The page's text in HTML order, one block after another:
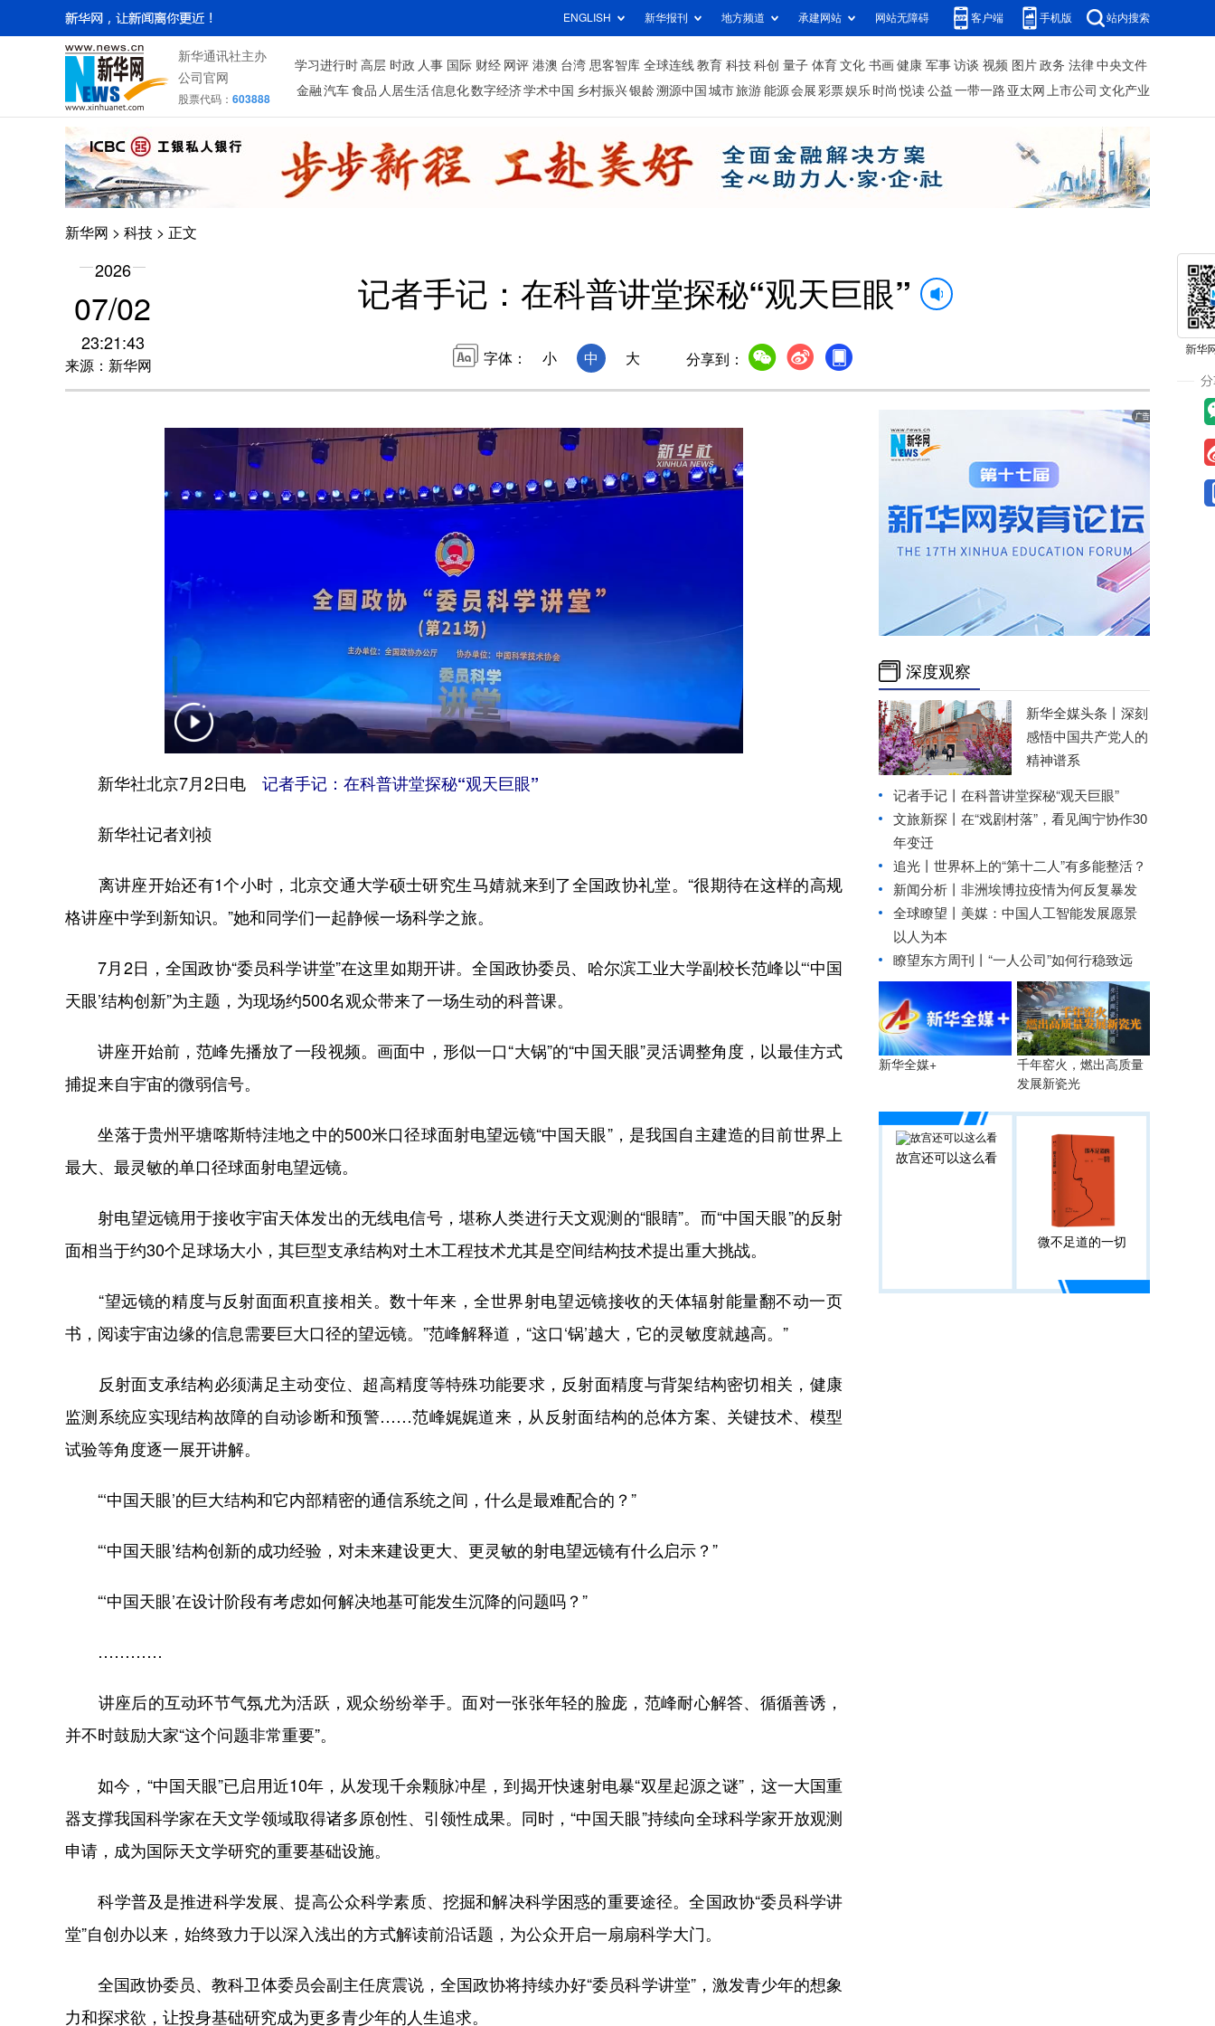
ENGLISH 新华报刊 地方频道 承建网站 网站无障碍 客户端 手机版 站内搜索
新华通讯社主办
公司官网
股票代码： 603888
学习进行时 高层 时政 人事 国际 财经 网评 港澳 台湾 思客智库 全球连线 教育 科技 科创 量子 体育 文化 书画 健康 军事 访谈 视频 图片 政务 法律 中央文件
金融 汽车 食品 人居生活信息化数字经济学术中国 乡村振兴银龄溯源中国 城市旅游 能源 会展 彩票娱乐 时尚 悦读 公益 一带一路 亚太网 上市公司 文化产业
新华网 > 科技 > 正文
2026
07/02
23:21:43
来源：新华网
记者手记：在科普讲堂探秘“观天巨眼”
字体： 小 中 大 分享到：
新华社北京7月2日电 记者手记：在科普讲堂探秘“观天巨眼”
新华社记者刘祯
离讲座开始还有1个小时，北京交通大学硕士研究生马婧就来到了全国政协礼堂。“很期待在这样的高规
格讲座中学到新知识。”她和同学们一起静候一场科学之旅。
7月2日，全国政协“委员科学讲堂”在这里如期开讲。全国政协委员、哈尔滨工业大学副校长范峰以“‘中国
天眼’结构创新”为主题，为现场约500名观众带来了一场生动的科普课。
讲座开始前，范峰先播放了一段视频。画面中，形似一口“大锅”的“中国天眼”灵活调整角度，以最佳方式
捕捉来自宇宙的微弱信号。
坐落于贵州平塘喀斯特洼地之中的500米口径球面射电望远镜“中国天眼”，是我国自主建造的目前世界上
最大、最灵敏的单口径球面射电望远镜。
射电望远镜用于接收宇宙天体发出的无线电信号，堪称人类进行天文观测的“眼睛”。而“中国天眼”的反射
面相当于约30个足球场大小，其巨型支承结构对土木工程技术尤其是空间结构技术提出重大挑战。
“望远镜的精度与反射面面积直接相关。数十年来，全世界射电望远镜接收的天体辐射能量翻不动一页
书，阅读宇宙边缘的信息需要巨大口径的望远镜。”范峰解释道，“这口‘锅’越大，它的灵敏度就越高。”
反射面支承结构必须满足主动变位、超高精度等特殊功能要求，反射面精度与背架结构密切相关，健康
监测系统应实现结构故障的自动诊断和预警……范峰娓娓道来，从反射面结构的总体方案、关键技术、模型
试验等角度逐一展开讲解。
“‘中国天眼’的巨大结构和它内部精密的通信系统之间，什么是最难配合的？”
“‘中国天眼’结构创新的成功经验，对未来建设更大、更灵敏的射电望远镜有什么启示？”
“‘中国天眼’在设计阶段有考虑如何解决地基可能发生沉降的问题吗？”
讲座后的互动环节气氛尤为活跃，观众纷纷举手。面对一张张年轻的脸庞，范峰耐心解答、循循善诱，
并不时鼓励大家“这个问题非常重要”。
如今，“中国天眼”已启用近10年，从发现千余颗脉冲星，到揭开快速射电暴“双星起源之谜”，这一大国重
器支撑我国科学家在天文学领域取得诸多原创性、引领性成果。同时，“中国天眼”持续向全球科学家开放观测
申请，成为国际天文学研究的重要基础设施。
科学普及是推进科学发展、提高公众科学素质、挖掘和解决科学困惑的重要途径。全国政协“委员科学讲
堂”自创办以来，始终致力于以深入浅出的方式解读前沿话题，为公众开启一扇扇科学大门。
全国政协委员、教科卫体委员会副主任庹震说，全国政协将持续办好“委员科学讲堂”，激发青少年的想象
力和探求欲，让投身基础研究成为更多青少年的人生追求。
深度观察
新华全媒头条丨 深刻
感悟中国共产党人的
精神谱系
记者手记丨在科普讲堂探秘“观天巨眼”
文旅新探丨在“戏剧村落”，看见闽宁协作30
年变迁
追光丨 世界杯上的“第十二人”有多能整活？
新闻分析丨非洲埃博拉疫情为何反复暴发
全球瞭望丨美媒：中国人工智能发展愿景
以人为本
瞭望东方周刊丨“一人公司”如何行稳致远
新华全媒+
千年窑火，燃出高质量
发展新瓷光
故宫还可以这么看
微不足道的一切